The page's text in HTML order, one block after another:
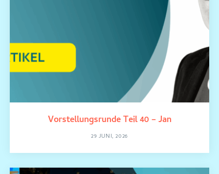
Vorstellungsrunde Teil 40 – Jan
29 JUNI, 2026